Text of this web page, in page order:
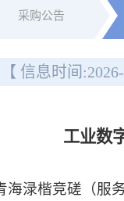
采购公告
【 信息时间:
工业数
渌楷竞磋（服